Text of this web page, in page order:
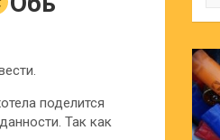
поделится
Так как
к